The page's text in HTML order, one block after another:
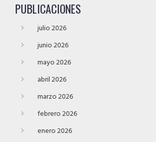
PUBLICACIONES
julio 2026
junio 2026
mayo 2026
abril 2026
marzo 2026
febrero 2026
enero 2026